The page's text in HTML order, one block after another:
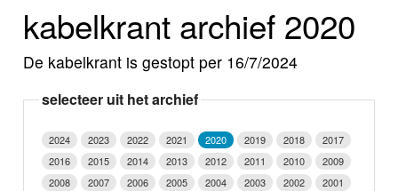
Programma's
Video
kabelkrant archief 2020
De kabelkrant is gestopt per 16/7/2024
selecteer uit het archief
2024 2023 2022 2021 2020 2019 2018
2017
2016
2015 2014 2013 2012 2011 2010
2009
2008
2007 2006 2005 2004 2003 2002
2001